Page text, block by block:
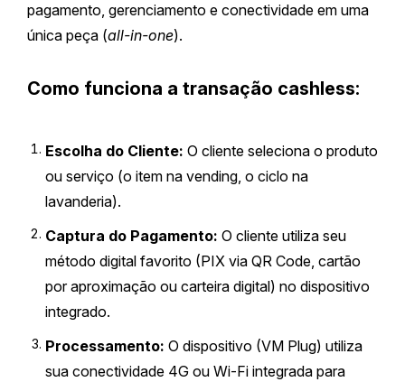
pagamento, gerenciamento e conectividade em uma
única peça (all-in-one).
Como funciona a transação cashless:
Escolha do Cliente: O cliente seleciona o produto
ou serviço (o item na vending, o ciclo na
lavanderia).
Captura do Pagamento: O cliente utiliza seu
método digital favorito (PIX via QR Code, cartão
por aproximação ou carteira digital) no dispositivo
integrado.
Processamento: O dispositivo (VM Plug) utiliza
sua conectividade 4G ou Wi-Fi integrada para